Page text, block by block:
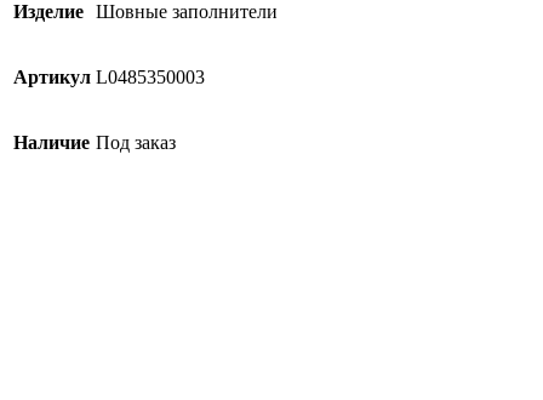
Изделие Шовные заполнители
Артикул L0485350003
Наличие Под заказ